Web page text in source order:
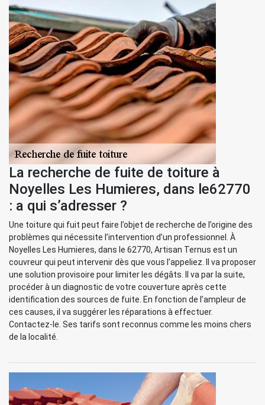
La recherche de fuite de toiture à
Noyelles Les Humieres, dans le62770
: a qui s’adresser ?
Une toiture qui fuit peut faire l’objet de recherche de l’origine des
problèmes qui nécessite l’intervention d’un professionnel. À
Noyelles Les Humieres, dans le 62770, Artisan Ternus est un
couvreur qui peut intervenir dès que vous l’appeliez. Il va proposer
une solution provisoire pour limiter les dégâts. Il va par la suite,
procéder à un diagnostic de votre couverture après cette
identification des sources de fuite. En fonction de l’ampleur de
ces causes, il va suggérer les réparations à effectuer.
Contactez-le. Ses tarifs sont reconnus comme les moins chers
de la localité.